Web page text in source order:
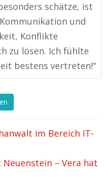
schätze, ist
und
Konflikte
zu lösen. Ich fühlte
bestens vertreten!“
im Bereich IT-
– Vera hat